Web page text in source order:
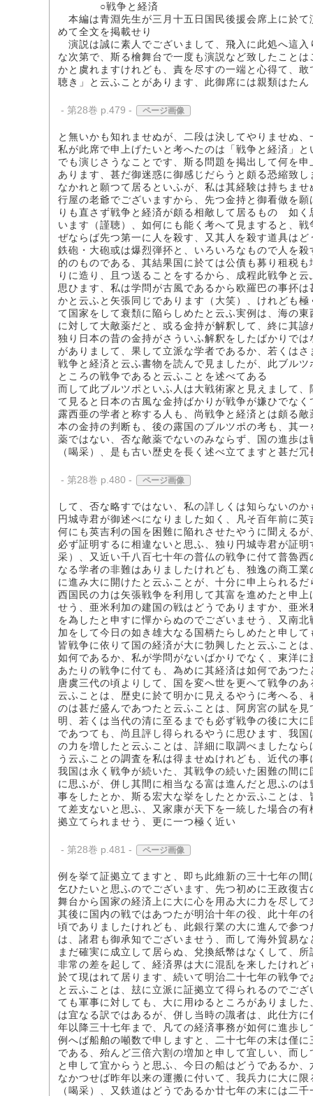
○戦争と経済
本編は青淵先生が三月十五日国民後援会席上に於
めて全文を掲載せり
演説は誠に素人でございまして、飛入に此処へ這
な次第で、斯る檜舞台で一度も演説など致したこと
かと虞れますけれども、責を尽すの一端と心得て、
聴き」と云ふことがあります、此御席には親類はたん
- 第28巻 p.479 - ページ画像
と無いかも知れませぬが、二段は決してやりませぬ
私が此席で申上げたいと考へたのは「戦争と経済」
でも演じさうなことです、斯る問題を掲出して何を
あります、甚だ御迷惑に御感じだらうと頗る恐縮致
なかれと願つて居るといふが、私は其経験は持ちま
行屋の老爺でございますから、先つ金持と御看做を
りも直さず戦争と経済が頗る相敵して居るものゝ如
います（謹聴）、如何にも能く考へて見ますると、
ぜならば先つ第一に人を殺す、又其人を殺す道具は
鉄砲・大砲或は爆烈弾抔と、いろいろなもので人を
的のものである、其結果国に於ては公債も募り租税
りに造り、且つ送ることをするから、成程此戦争と
思ひます、私は学問が古風であるから欧羅巴の事抔
かと云ふと矢張同じであります（大笑）、けれども
て国家をして衰頽に陥らしめたと云ふ実例は、海の
に対して大敵薬だと、或る金持が解釈して、終に其
独り日本の昔の金持がさういふ解釈をしたばかりで
がありまして、果して立派な学者であるか、若くは
戦争と経済と云ふ書物を読んで見ましたが、此ブル
ところの戦争であると云ふことを述べてある
而して此ブルツポといふ人は大戦術家と見えまして
て見ると日本の古風な金持ばかりが戦争が嫌ひでな
露西亜の学者と称する人も、尚戦争と経済とは頗る
本の金持の判断も、後の露国のブルツポの考も、其
薬ではない、否な敵薬でないのみならず、国の進歩
（喝采）、是も古い歴史を長く述べ立てますと甚だ
- 第28巻 p.480 - ページ画像
して、否な略すではない、私の詳しくは知らないの
円城寺君が御述べになりました如く、凡そ百年前に
何にも英吉利の国を困難に陥れさせたやうに聞える
必ず証明するに相違ないと思ふ、独り円城寺君が証
采）、又近い千八百七十年の普仏の戦争に付て普魯
なる学者の非難はありましたけれども、独逸の商工
に進み大に開けたと云ふことが、十分に申上られる
西国民の力は矢張戦争を利用して其富を進めたと申
せう、亜米利加の建国の戦はどうでありますか、亜
を為したと申すに憚からぬのでございませう、又南
加をして今日の如き雄大なる国柄たらしめたと申し
皆戦争に依りて国の経済が大に勃興したと云ふこと
如何であるか、私が学問がないばかりでなく、東洋
あたりの戦争に付ても、為めに其経済は如何であつ
唐虞三代の頃よりして、国を変へ世を更へて戦争の
云ふことは、歴史に於て明かに見えるやうに考へる
のは甚だ盛んであつたと云ふことは、阿房宮の賦を
明、若くは当代の清に至るまでも必ず戦争の後に大
であつても、尚且評し得られるやうに思ひます、我
の力を増したと云ふことは、詳細に取調べましたな
う云ふことの調査を私は得ませぬけれども、近代の
我国は永く戦争が続いた、其戦争の続いた困難の間
に思ふが、併し其間に相当なる富は進んだと思ふの
事をしたとか、斯る宏大な挙をしたとか云ふことは
て差支ないと思ふ、又家康が天下を一統した場合の
拠立てられませう、更に一つ極く近い
- 第28巻 p.481 - ページ画像
例を挙て証拠立てますと、即ち此維新の三十七年の
乞ひたいと思ふのでございます、先つ初めに王政復
舞台から国家の経済上に大に心を用ゐ大に力を尽し
其後に国内の戦ではあつたが明治十年の役、此十年
頃でありましたけれども、此銀行業の大に進んで参
は、諸君も御承知でございませう、而して海外貿易
まだ確実に成立して居らぬ、兌換紙幣はなくして、
非常の差を起して、経済界は大に混乱を来したけれ
於て現はれて居ります、続いて明治二十七年の戦争
と云ふことは、玆に立派に証拠立て得られるのでご
ても軍事に対しても、大に用ゆるところがありまし
は宜なる訳ではあるが、併し当時の識者は、此仕方
年以降三十七年まで、凡ての経済事務が如何に進歩
例へば船舶の噸数で申しますと、二十七年の末は僅
である、殆んど三倍六割の増加と申して宜しい、而
と申して宜からうと思ふ、今日の船はどうであるか
なかつせば昨年以来の運搬に付いて、我兵力に大に
（喝采）、又鉄道はどうであるか廿七年の末には二